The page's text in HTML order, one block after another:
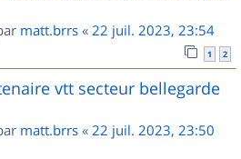
matt.brrs « 22 juil. 2023, 23:54
1 2
vtt secteur bellegarde
matt.brrs « 22 juil. 2023, 23:50